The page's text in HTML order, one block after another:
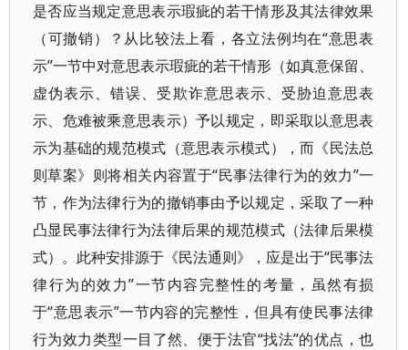
是否应当规定意思表示瑕疵的若干情形及其法律效果
（可撤销）？从比较法上看，各立法例均在“意思表
示”一节中对意思表示瑕疵的若干情形（如真意保留、
虚伪表示、错误、受欺诈意思表示、受胁迫意思表
示、危难被乘意思表示）予以规定，即采取以意思表
示为基础的规范模式（意思表示模式），而《民法总
则草案》则将相关内容置于“民事法律行为的效力”一
节，作为法律行为的撤销事由予以规定，采取了一种
凸显民事法律行为法律后果的规范模式（法律后果模
式）。此种安排源于《民法通则》，应是出于“民事法
律行为的效力”一节内容完整性的考量，虽然有损
于“意思表示”一节内容的完整性，但具有使民事法律
行为效力类型一目了然、便于法官“找法”的优点，也